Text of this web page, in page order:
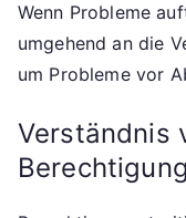
Wenn Probleme
umgehend an die
um Probleme vor
Verständnis